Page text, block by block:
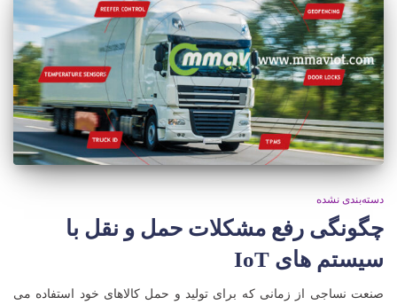
دسته‌بندی نشده
چگونگی رفع مشکلات حمل و نقل با
سیستم های IoT
صنعت نساجی از زمانی که برای تولید و حمل کالاهای خود استفاده می